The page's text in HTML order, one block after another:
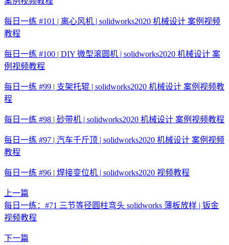
每日一练 #101 | 离心风机 | solidworks2020 机械设计 案例视频
教程
每日一练 #100 | DIY 微型滚圆机 | solidworks2020 机械设计 案
例视频教程
每日一练 #99 | 支架托辊 | solidworks2020 机械设计 案例视频教
程
每日一练 #98 | 砂带机 | solidworks2020 机械设计 案例视频教程
每日一练 #97 | 汽车千斤顶 | solidworks2020 机械设计 案例视频
教程
每日一练 #96 | 焊接变位机 | solidworks2020 视频教程
上一篇
每日一练：#71 三节等径圆柱弯头 solidworks 薄板放样 | 钣金
视频教程
下一篇